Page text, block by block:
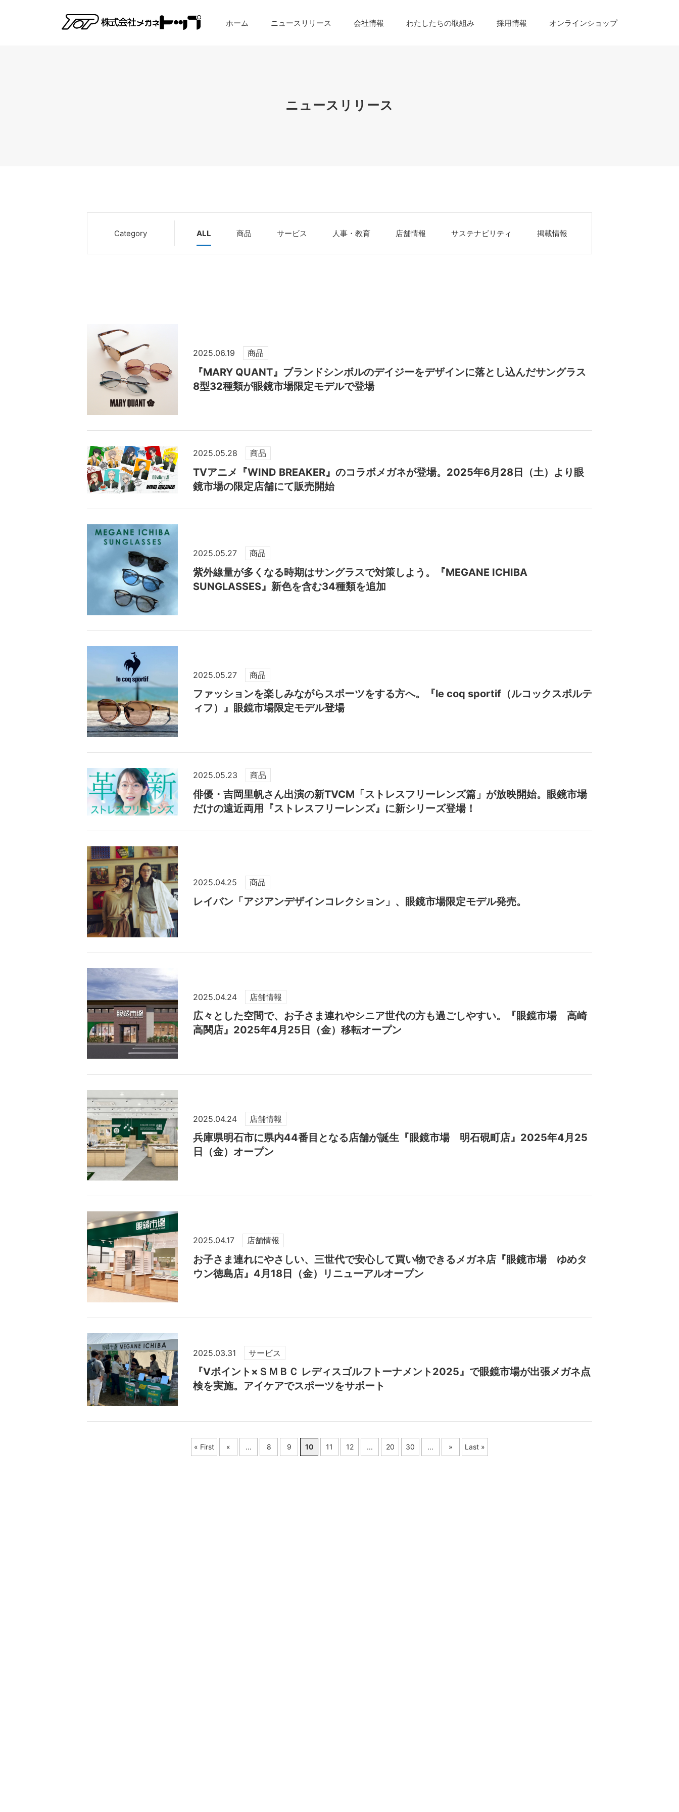
ホーム ニュースリリース 会社情報 わたしたちの取組み 採用情報 オンラインショップ
ニュースリリース
Category ALL 商品 サービス 人事・教育 店舗情報 サステナビリティ 掲載情報
2025.06.19 商品
『MARY QUANT』ブランドシンボルのデイジーをデザインに落とし込んだサングラス
8型32種類が眼鏡市場限定モデルで登場
2025.05.28 商品
TVアニメ『WIND BREAKER』のコラボメガネが登場。2025年6月28日（土）より眼
鏡市場の限定店舗にて販売開始
2025.05.27 商品
紫外線量が多くなる時期はサングラスで対策しよう。『MEGANE ICHIBA
SUNGLASSES』新色を含む34種類を追加
2025.05.27 商品
ファッションを楽しみながらスポーツをする方へ。『le coq sportif（ルコックスポルテ
ィフ）』眼鏡市場限定モデル登場
2025.05.23 商品
俳優・吉岡里帆さん出演の新TVCM「ストレスフリーレンズ篇」が放映開始。眼鏡市場
だけの遠近両用『ストレスフリーレンズ』に新シリーズ登場！
2025.04.25 商品
レイバン「アジアンデザインコレクション」、眼鏡市場限定モデル発売。
2025.04.24 店舗情報
広々とした空間で、お子さま連れやシニア世代の方も過ごしやすい。『眼鏡市場 高崎
高関店』2025年4月25日（金）移転オープン
2025.04.24 店舗情報
兵庫県明石市に県内44番目となる店舗が誕生『眼鏡市場 明石硯町店』2025年4月25
日（金）オープン
2025.04.17 店舗情報
お子さま連れにやさしい、三世代で安心して買い物できるメガネ店『眼鏡市場 ゆめタ
ウン徳島店』4月18日（金）リニューアルオープン
2025.03.31 サービス
『Vポイント×ＳＭＢＣ レディスゴルフトーナメント2025』で眼鏡市場が出張メガネ点
検を実施。アイケアでスポーツをサポート
« First « ... 8 9 10 11 12 ... 20 30 ... » Last »